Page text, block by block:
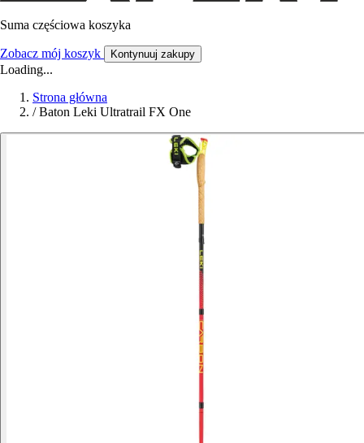
Suma częściowa koszyka
Zobacz mój koszyk Kontynuuj zakupy
Loading...
Strona główna
/ Baton Leki Ultratrail FX One